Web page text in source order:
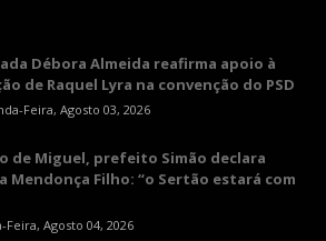
Débora Almeida reafirma apoio à
de Raquel Lyra na convenção do PSD
Feira, Agosto 03, 2026
de Miguel, prefeito Simão declara
Mendonça Filho: “o Sertão estará com
Feira, Agosto 04, 2026